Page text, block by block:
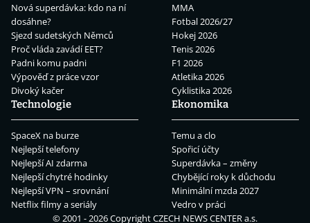
Nová superdávka: kdo na ní
dosáhne?
Sjezd sudetských Němců
Proč vláda zavádí EET?
Padni komu padni
Výpověď z práce vzor
Divoký kačer
MMA
Fotbal 2026/27
Hokej 2026
Tenis 2026
F1 2026
Atletika 2026
Cyklistika 2026
Technologie
SpaceX na burze
Nejlepší telefony
Nejlepší AI zdarma
Nejlepší chytré hodinky
Nejlepší VPN – srovnání
Netflix filmy a seriály
Ekonomika
Temu a clo
Spořicí účty
Superdávka – změny
Chybějící roky k důchodu
Minimální mzda 2027
Vedro v práci
© 2001 - 2026 CopyrightCZECH NEWS CENTER a.s.